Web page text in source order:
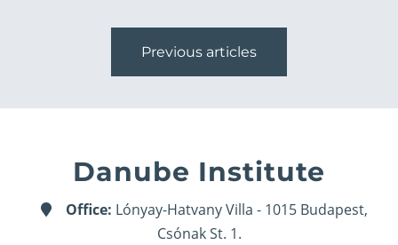
Previous articles
Danube Institute
Office: Lónyay-Hatvany Villa - 1015 Budapest,
Csónak St. 1.